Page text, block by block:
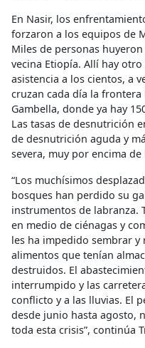
En Nasir, los
forzaron a los equipos de
Miles de personas
vecina Etiopía. Allí hay
asistencia a los cientos, a
cruzan cada día la
Gambella, donde ya hay
Las tasas de desnutrición
de desnutrición aguda y
severa, muy por encima
“Los muchísimos
bosques han perdido su
instrumentos de labranza.
en medio de ciénagas y
les ha impedido sembrar
alimentos que tenían
destruidos. El
interrumpido y las
conflicto y a las lluvias. El
desde junio hasta agosto,
toda esta crisis”, continúa